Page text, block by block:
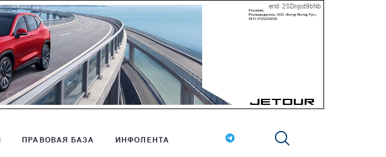
erid: 2SDnjcd9bNb
ПРАВОВАЯ БАЗА ИНФОЛЕНТА